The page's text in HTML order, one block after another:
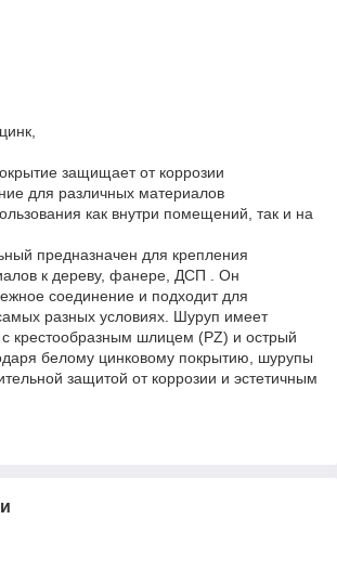
защищает от коррозии
для различных материалов
как внутри помещений, так и на
предназначен для крепления
к дереву, фанере, ДСП . Он
соединение и подходит для
разных условиях. Шуруп имеет
с крестообразным шлицем (PZ) и острый
белому цинковому покрытию, шурупы
защитой от коррозии и эстетичным